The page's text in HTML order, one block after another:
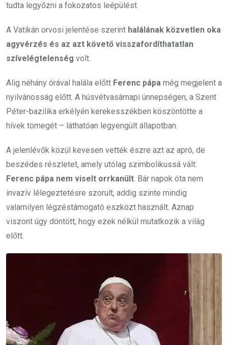
tudta legyőzni a fokozatos leépülést.
A Vatikán orvosi jelentése szerint halálának közvetlen oka
agyvérzés és az azt követő visszafordíthatatlan
szívelégtelenség volt.
Alig néhány órával halála előtt Ferenc pápa még megjelent a
nyilvánosság előtt. A húsvétvasárnapi ünnepségen, a Szent
Péter-bazilika erkélyén kerekesszékben köszöntötte a
hívek tömegét – láthatóan legyengült állapotban.
A jelenlévők közül kevesen vették észre azt az apró, de
beszédes részletet, amely utólag szimbolikussá vált:
Ferenc pápa nem viselt orrkanült. Bár napok óta nem
invazív lélegeztetésre szorult, addig szinte mindig
valamilyen légzéstámogató eszközt használt. Aznap
viszont úgy döntött, hogy ezek nélkül mutatkozik a világ
előtt.